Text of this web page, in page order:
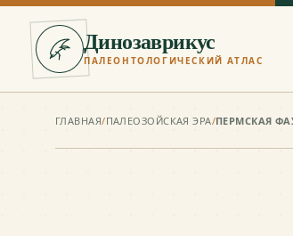
Динозаврикус
ПАЛЕОНТОЛОГИЧЕСКИЙ АТЛАС
ГЛАВНАЯ/ПАЛЕОЗОЙСКАЯ ЭРА/ПЕРМСКАЯ